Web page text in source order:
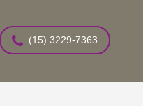
(15) 3229-7363